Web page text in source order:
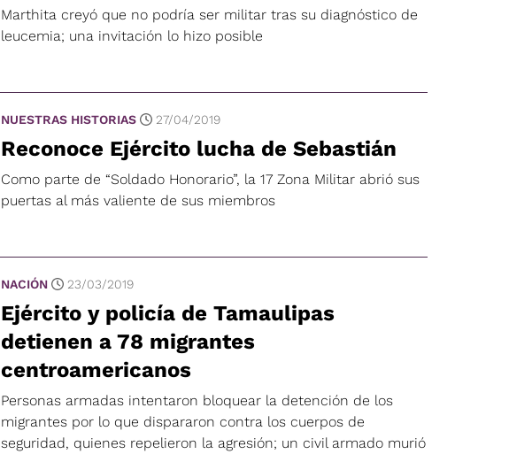
Marthita creyó que no podría ser militar tras su diagnóstico de
leucemia; una invitación lo hizo posible
NUESTRAS HISTORIAS 27/04/2019
Reconoce Ejército lucha de Sebastián
Como parte de “Soldado Honorario”, la 17 Zona Militar abrió sus
puertas al más valiente de sus miembros
NACIÓN 23/03/2019
Ejército y policía de Tamaulipas
detienen a 78 migrantes
centroamericanos
Personas armadas intentaron bloquear la detención de los
migrantes por lo que dispararon contra los cuerpos de
seguridad, quienes repelieron la agresión; un civil armado murió